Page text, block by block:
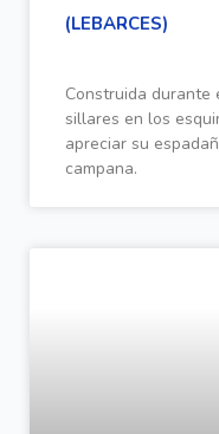
(LEBARCES)
Construida durante
sillares en los
apreciar su
campana.